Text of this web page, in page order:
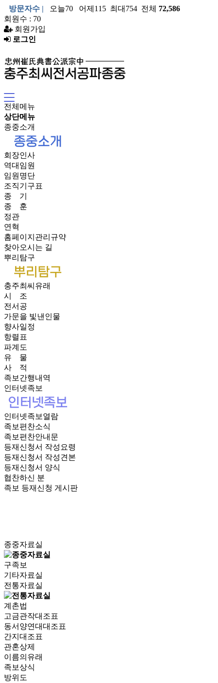
방문자수 | 오늘70 어제115 최대754 전체 72,586
회원수 : 70
회원가입
로그인
전체메뉴
상단메뉴
종중소개
회장인사
역대임원
임원명단
조직기구표
종 기
종 훈
정관
연혁
홈페이지관리규약
찾아오시는 길
뿌리탐구
충주최씨유래
시 조
전서공
가문을 빛낸인물
향사일정
항렬표
파계도
유 물
사 적
족보간행내역
인터넷족보
인터넷족보열람
족보편찬소식
족보편찬안내문
등재신청서 작성요령
등재신청서 작성견본
등재신청서 양식
협찬하신 분
족보 등재신청 게시판
종중자료실
구족보
기타자료실
전통자료실
계촌법
고금관작대조표
동서양연대대조표
간지대조표
관혼상제
이름의유래
족보상식
방위도